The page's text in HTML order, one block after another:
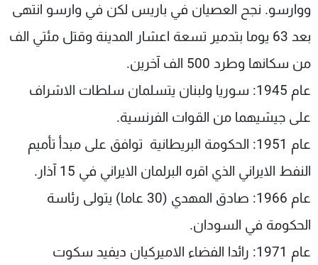
ووارسو. نجح العصيان في باريس لكن في وارسو انتهى
بعد 63 يوما بتدمير تسعة اعشار المدينة وقتل مئتي الف
من سكانها وطرد 500 الف آخرين.
عام 1945: سوريا ولبنان يتسلمان سلطات الاشراف
على جيشيهما من القوات الفرنسية.
عام 1951: الحكومة البريطانية توافق على مبدأ تأميم
النفط الايراني الذي اقره البرلمان الايراني في 15 آذار.
عام 1966: صادق المهدي (30 عاما) يتولى رئاسة
الحكومة في السودان.
عام 1971: رائدا الفضاء الاميركيان ديفيد سكوت